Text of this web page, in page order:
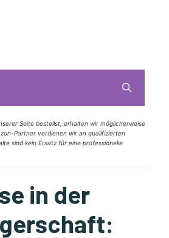
Seite bestellst, erhalten wir möglicherweise
Partner verdienen wir an qualifizierten
sind kein Ersatz für eine professionelle
in der